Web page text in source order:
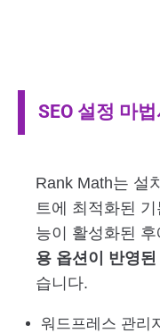
SEO 설정 마
Rank Math는 설
트에 최적화된
능이 활성화된
용 옵션이 반영
습니다.
워드프레스 관리